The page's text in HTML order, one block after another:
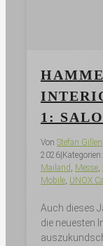
1:
Von Stefan Gillen
2026 Kategorien:
Mailand , Messe,
Mobile, UNOX
Auch dieses
die neuesten